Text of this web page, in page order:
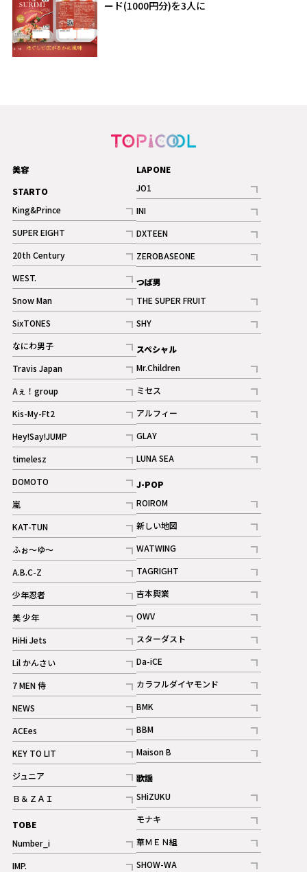
ード(1000円分)を3人に
美容
STARTO
King&Prince
記事
SUPER EIGHT
記事
20th Century
記事
WEST.
記事
Snow Man
記事
ギャラリー
SixTONES
記事
ギャラリー
なにわ男子
記事
Travis Japan
記事
Aぇ！group
記事
Kis-My-Ft2
記事
ギャラリー
Hey!Say!JUMP
記事
timelesz
記事
DOMOTO
記事
嵐
記事
KAT-TUN
記事
ふぉ～ゆ～
記事
A.B.C-Z
記事
ギャラリー
少年忍者
記事
美 少年
記事
HiHi Jets
記事
Lil かんさい
記事
7 MEN 侍
記事
NEWS
記事
ACEes
記事
KEY TO LIT
記事
ジュニア
記事
Ｂ＆ＺＡＩ
記事
TOBE
Number_i
記事
IMP.
LAPONE
JO1
記事
INI
記事
ギャラリー
DXTEEN
記事
ギャラリー
ZEROBASEONE
記事
つば男
THE SUPER FRUIT
記事
SHY
記事
スペシャル
Mr.Children
記事
ミセス
記事
アルフィー
記事
GLAY
記事
LUNA SEA
記事
J-POP
ROIROM
記事
新しい地図
記事
WATWING
記事
TAGRIGHT
記事
吉本興業
記事
OWV
記事
ギャラリー
スターダスト
記事
Da-iCE
記事
カラフルダイヤモンド
記事
BMK
記事
BBM
記事
ギャラリー
Maison B
記事
歌謡
SHiZUKU
記事
モナキ
記事
華ＭＥＮ組
記事
SHOW-WA